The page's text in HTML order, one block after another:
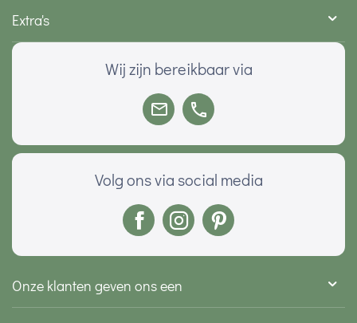
Extra's
Wij zijn bereikbaar via
Volg ons via social media
Onze klanten geven ons een